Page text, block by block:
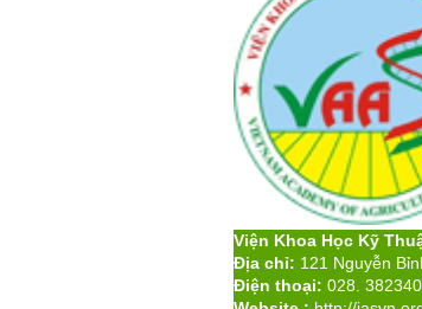
Viện Khoa Học Kỹ
Địa chỉ: 121 Nguyễn
Điện thoại: 028.